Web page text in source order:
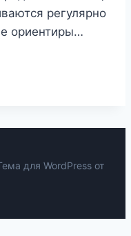
регулярно
ориентиры…
для WordPress от